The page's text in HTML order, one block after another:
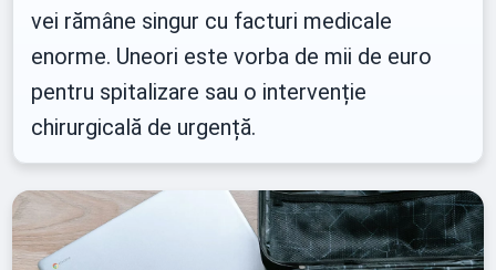
vei rămâne singur cu facturi medicale
enorme. Uneori este vorba de mii de euro
pentru spitalizare sau o intervenție
chirurgicală de urgență.